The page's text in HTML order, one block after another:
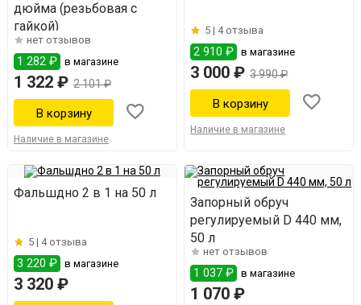
дюйма (резьбовая с
гайкой)
нет отзывов
1 282 ₽ в магазине
1 322 ₽ 2 101 ₽
Наличие в магазине
5 | 4 отзыва
2 910 ₽ в магазине
3 000 ₽ 3 990 ₽
Наличие в магазине
Фальшдно 2 в 1 на 50 л
5 | 4 отзыва
3 220 ₽ в магазине
3 320 ₽
Запорный обруч
регулируемый D 440 мм,
50 л
нет отзывов
1 037 ₽ в магазине
1 070 ₽